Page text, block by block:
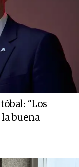
“Los
la buena